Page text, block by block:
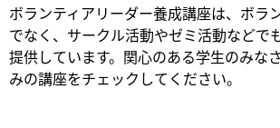
ボランティアリーダー養成講座は、ボラ
でなく、サークル活動やゼミ活動などで
提供しています。関心のある学生のみな
みの講座をチェックしてください。